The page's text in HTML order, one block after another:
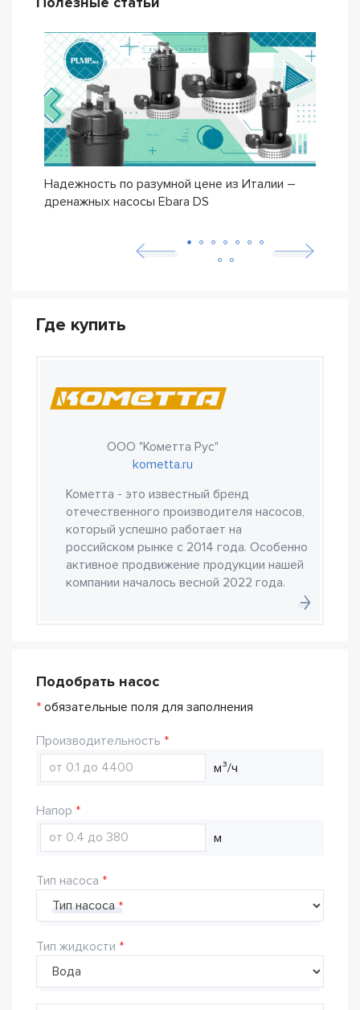
Надежность по разумной цене из Италии –
дренажных насосы Ebara DS
Где купить
ООО "Кометта Рус"
kometta.ru
Кометта - это известный бренд
отечественного производителя насосов,
который успешно работает на
российском рынке с 2014 года. Особенно
активное продвижение продукции нашей
компании началось весной 2022 года.
Подобрать насос
* обязательные поля для заполнения
Производительность
м³/ч
Напор
м
Тип насоса
Тип насоса
Тип жидкости